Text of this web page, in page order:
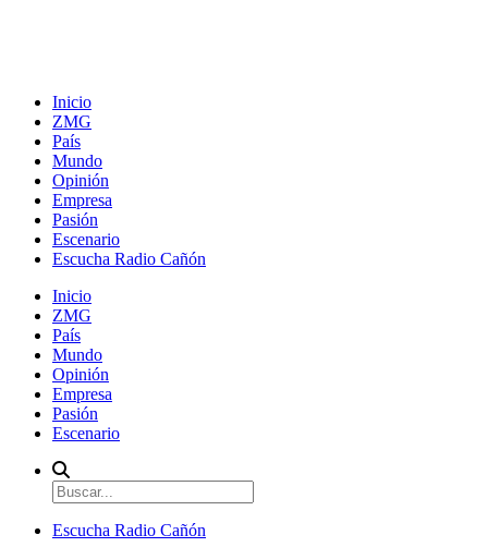
Inicio
ZMG
País
Mundo
Opinión
Empresa
Pasión
Escenario
Escucha Radio Cañón
Inicio
ZMG
País
Mundo
Opinión
Empresa
Pasión
Escenario
Escucha Radio Cañón